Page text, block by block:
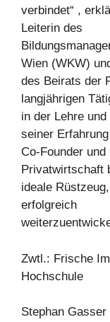
verbindet“ ,
Leiterin des
Wien (WKW)
des Beirats der
langjährigen
in der Lehre
seiner
Co-Founder
Privatwirtschaft
ideale
erfolgreich
Zwtl.: Frische
Hochschule
Stephan